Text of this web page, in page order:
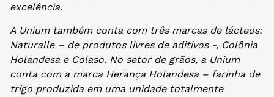
excelência.
A Unium também conta com três marcas de lácteos:
Naturalle – de produtos livres de aditivos -, Colônia
Holandesa e Colaso. No setor de grãos, a Unium
conta com a marca Herança Holandesa – farinha de
trigo produzida em uma unidade totalmente